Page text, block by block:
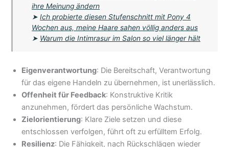
ihre Meinung ändern
➤Ich probierte diesen Stufenschnitt mit Pony 4
Wochen aus, meine Haare sahen völlig anders aus
➤ Warum die Intimrasur im Salon so viel länger hält
Eigenverantwortung: Die Bereitschaft, Verantwortung
für das eigene Handeln zu übernehmen, ist unerlässlich.
Offenheit für Feedback: Konstruktive Kritik
anzunehmen, fördert das persönliche Wachstum.
Zielorientierung: Klare Ziele setzen und diese
entschlossen verfolgen, führt oft zu erfülltem Erfolg.
Resilienz: Die Fähigkeit, nach Rückschlägen wieder